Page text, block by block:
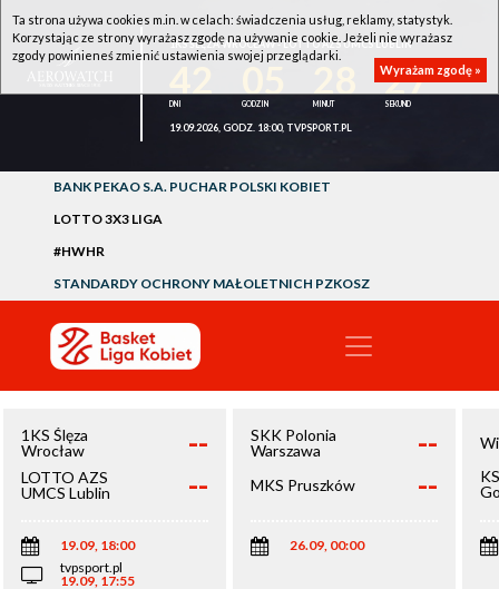
1KS ŚLĘZA WROCŁAW - LOTTO AZS UMCS LUBLIN
26
19.09.2026, GODZ. 18:00, TVPSPORT.PL
BANK PEKAO S.A. PUCHAR POLSKI KOBIET
LOTTO 3X3 LIGA
#HWHR
STANDARDY OCHRONY MAŁOLETNICH PZKOSZ
1KS Ślęza
Wrocław
--
LOTTO AZS
UMCS Lublin
--
19.09, 18:00
tvpsport.pl
19.09, 17:55
SKK Polonia
Warszawa
--
MKS Pruszków --
26.09, 00:00
Ta strona używa cookies m.in. w celach: świadczenia usług, reklamy, statystyk.
Korzystając ze strony wyrażasz zgodę na używanie cookie. Jeżeli nie wyrażasz
zgody powinieneś zmienić ustawienia swojej przeglądarki.
Wyrażam zgodę »